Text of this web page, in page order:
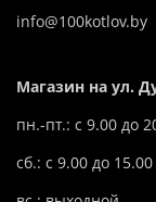
info@100kotlov.by
Магазин на ул.
пн.-пт.: с 9.00 до
сб.: с 9.00 до 15.00